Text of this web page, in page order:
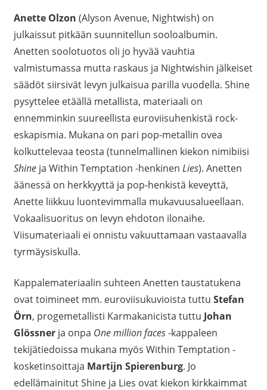
Anette Olzon (Alyson Avenue, Nightwish) on
julkaissut pitkään suunnitellun sooloalbumin.
Anetten soolotuotos oli jo hyvää vauhtia
valmistumassa mutta raskaus ja Nightwishin jälkeiset
säädöt siirsivät levyn julkaisua parilla vuodella. Shine
pysyttelee etäällä metallista, materiaali on
ennemminkin suureellista euroviisuhenkistä rock-
eskapismia. Mukana on pari pop-metallin ovea
kolkuttelevaa teosta (tunnelmallinen kiekon nimibiisi
Shineja Within Temptation -henkinen Lies). Anetten
äänessä on herkkyyttä ja pop-henkistä keveyttä,
Anette liikkuu luontevimmalla mukavuusalueellaan.
Vokaalisuoritus on levyn ehdoton ilonaihe.
Viisumateriaali ei onnistu vakuuttamaan vastaavalla
tyrmäysiskulla.
Kappalemateriaalin suhteen Anetten taustatukena
ovat toimineet mm. euroviisukuvioista tuttu Stefan
Örn, progemetallisti Karmakanicista tuttu Johan
Glössnerja onpa One million faces-kappaleen
tekijätiedoissa mukana myös Within Temptation -
kosketinsoittaja Martijn Spierenburg. Jo
edellämainitut Shine ja Lies ovat kiekon kirkkaimmat